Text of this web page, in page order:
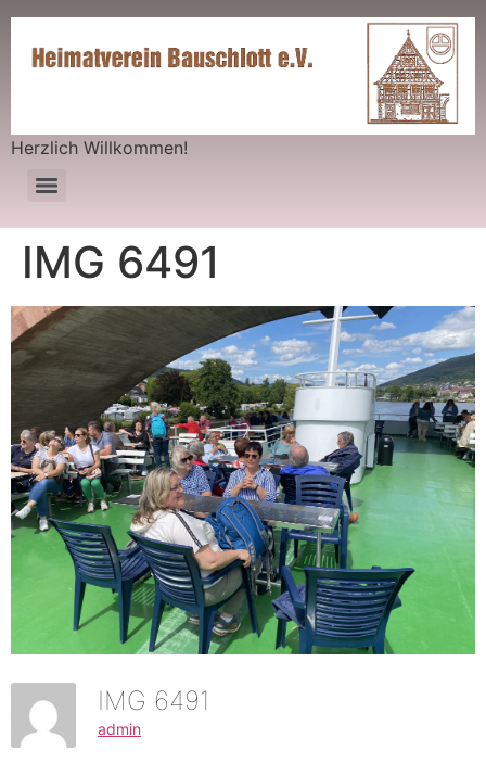
Herzlich Willkommen!
IMG 6491
IMG 6491
admin